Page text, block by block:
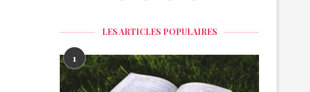
LES ARTICLES POPULAIRES
1